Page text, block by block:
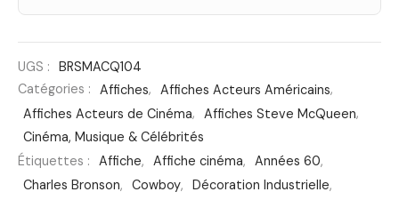
UGS :
BRSMACQ104
Catégories :
Affiches, Affiches Acteurs Américains,
Affiches Acteurs de Cinéma, Affiches Steve McQueen,
Cinéma, Musique & Célébrités
Étiquettes :
Affiche, Affiche cinéma, Années 60,
Charles Bronson, Cowboy, Décoration Industrielle,